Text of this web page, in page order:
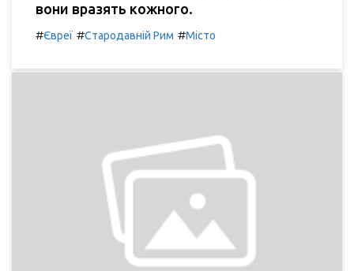
вони вразять кожного.
#Євреї #Стародавній Рим #Місто